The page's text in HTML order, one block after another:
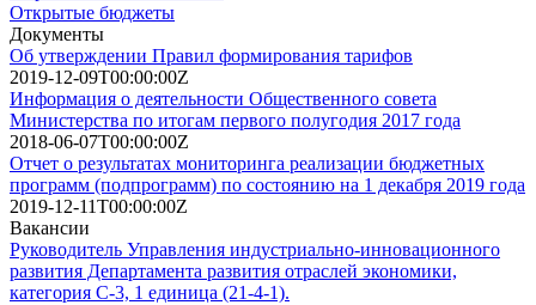
Открытые бюджеты
Документы
Об утверждении Правил формирования тарифов
2019-12-09T00:00:00Z
Информация о деятельности Общественного совета
Министерства по итогам первого полугодия 2017 года
2018-06-07T00:00:00Z
Отчет о результатах мониторинга реализации бюджетных
программ (подпрограмм) по состоянию на 1 декабря 2019 года
2019-12-11T00:00:00Z
Вакансии
Руководитель Управления индустриально-инновационного
развития Департамента развития отраслей экономики,
категория С-3, 1 единица (21-4-1).